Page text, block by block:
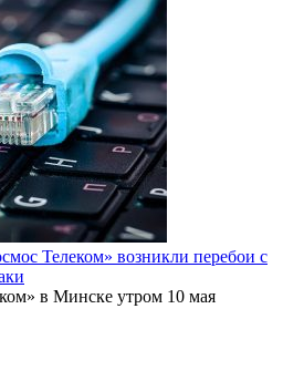
Телеком» возникли перебои с
в Минске утром 10 мая